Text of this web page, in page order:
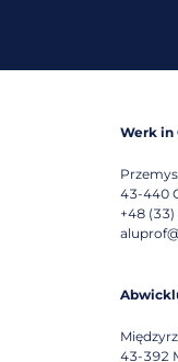
Werk in
43-440
+48
43-392